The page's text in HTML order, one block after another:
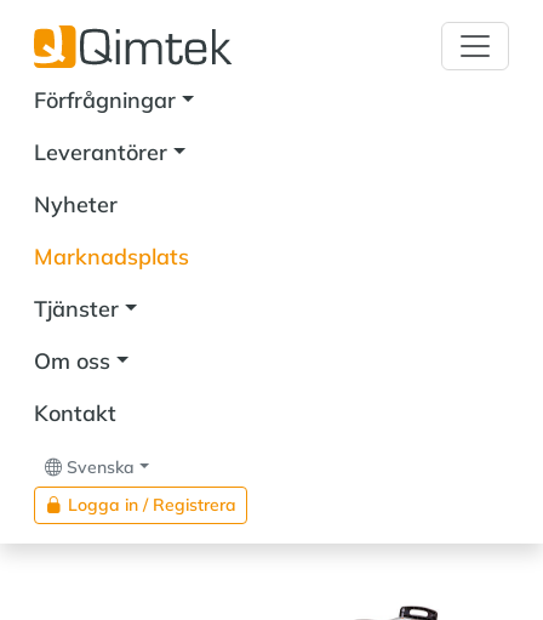
Förfrågningar
Leverantörer
Nyheter
Marknadsplats
Tjänster
Om oss
Kontakt
Svenska
Logga in / Registrera